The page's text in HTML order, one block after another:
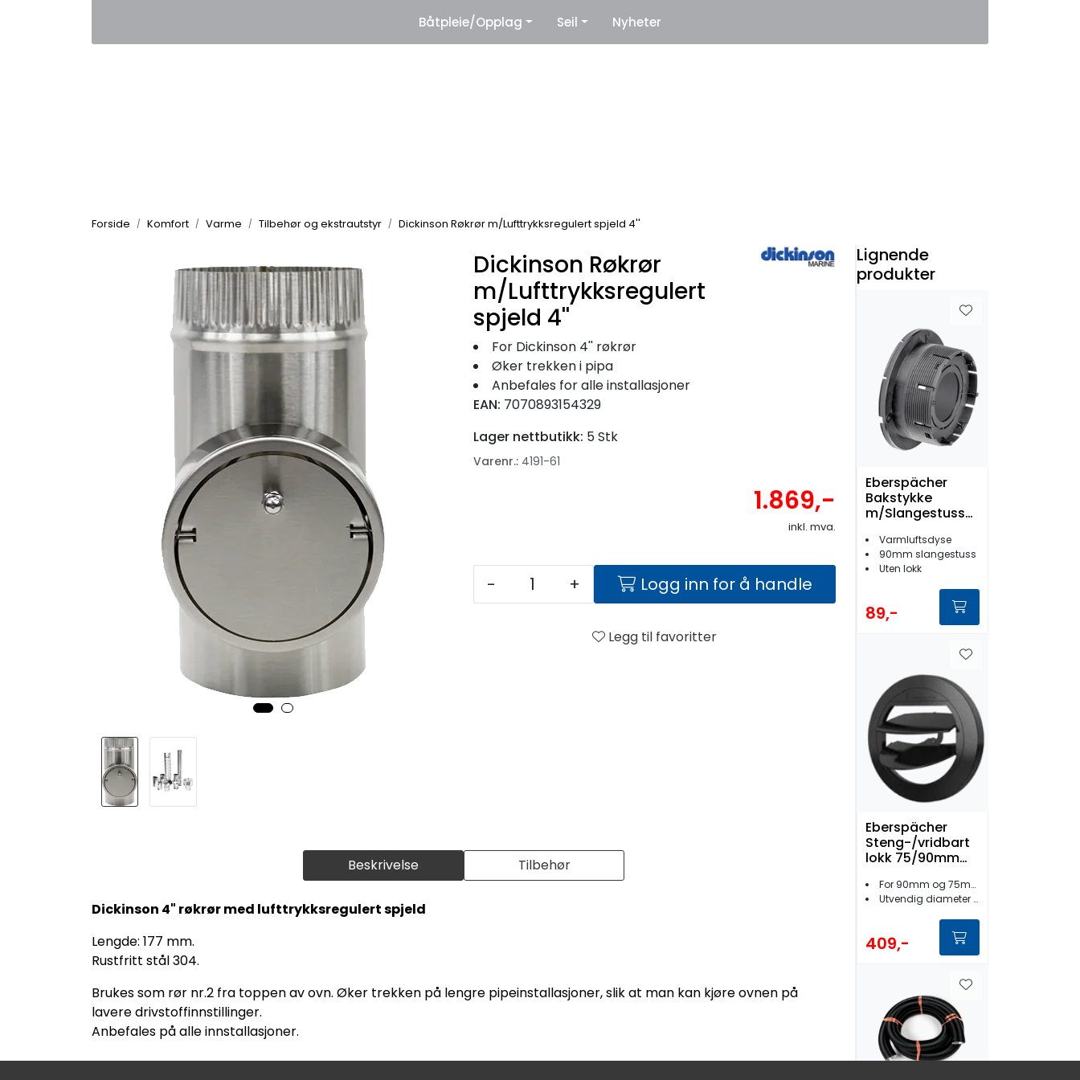
Leverandører
Båtpleie/Opplag Seil Nyheter
Forside Komfort Varme Tilbehør og ekstrautstyr Dickinson Røkrør m/Lufttrykksregulert spjeld 4''
Beskrivelse Tilbehør
Dickinson 4" røkrør med lufttrykksregulert spjeld
Lengde: 177 mm.
Rustfritt stål 304.
Brukes som rør nr.2 fra toppen av ovn. Øker trekken på lengre pipeinstallasjoner, slik at man kan kjøre ovnen på
lavere drivstoffinnstillinger.
Anbefales på alle innstallasjoner.
Dickinson Røkrør
m/Lufttrykksregulert
spjeld 4''
For Dickinson 4'' røkrør
Øker trekken i pipa
Anbefales for alle installasjoner
EAN: 7070893154329
Lager nettbutikk: 5 Stk
Varenr.: 4191-61
1.869,-
inkl. mva.
- + Logg inn for å handle
Legg til favoritter
Lignende
produkter
Eberspächer
Bakstykke
m/Slangestuss
Varmluftsdyse
90mm slangestuss
Uten lokk
89,-
Eberspächer
Steng-/vridbart
lokk 75/90mm
For 90mm og 75mm bakstykker
Utvendig diameter 120 mm
409,-